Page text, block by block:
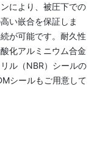
により、被圧下での
い嵌合を保証しま
が可能です。耐久性
化アルミニウム合金
ル（NBR）シールの
シールもご用意して